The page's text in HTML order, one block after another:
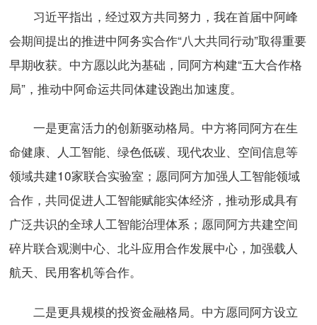
习近平指出，经过双方共同努力，我在首届中阿峰
会期间提出的推进中阿务实合作“八大共同行动”取得重要
早期收获。中方愿以此为基础，同阿方构建“五大合作格
局”，推动中阿命运共同体建设跑出加速度。
一是更富活力的创新驱动格局。中方将同阿方在生
命健康、人工智能、绿色低碳、现代农业、空间信息等
领域共建10家联合实验室；愿同阿方加强人工智能领域
合作，共同促进人工智能赋能实体经济，推动形成具有
广泛共识的全球人工智能治理体系；愿同阿方共建空间
碎片联合观测中心、北斗应用合作发展中心，加强载人
航天、民用客机等合作。
二是更具规模的投资金融格局。中方愿同阿方设立